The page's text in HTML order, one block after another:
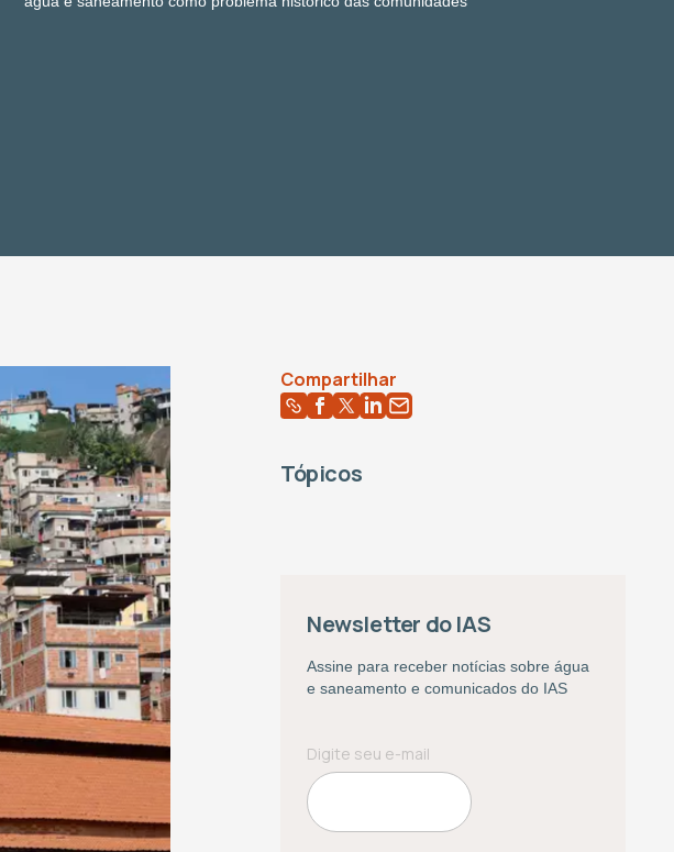
Compartilhar
Tópicos
Newsletter do IAS
Assine para receber notícias sobre água
e saneamento e comunicados do IAS